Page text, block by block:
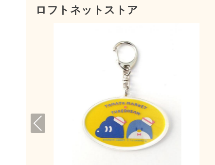
ロフトネットストア
Pre